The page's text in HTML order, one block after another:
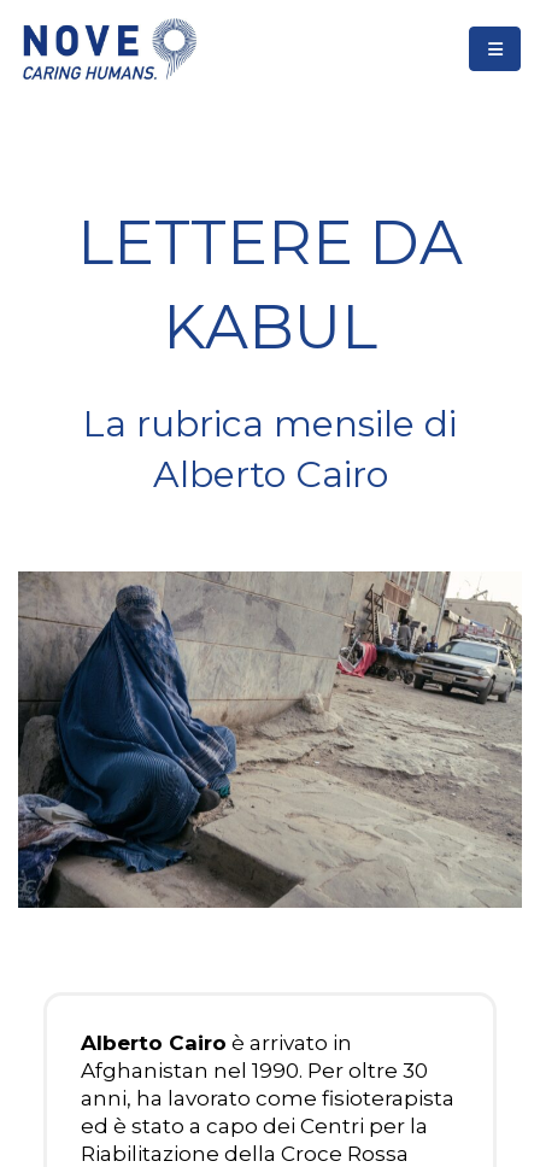
LETTERE DA
KABUL
La rubrica mensile di
Alberto Cairo
Alberto Cairo è arrivato in
Afghanistan nel 1990. Per oltre 30
anni, ha lavorato come fisioterapista
ed è stato a capo dei Centri per la
Riabilitazione della Croce Rossa